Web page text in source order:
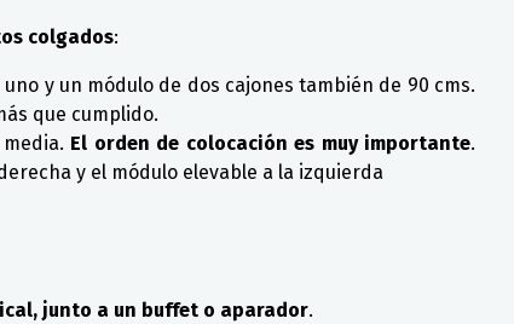
colgados:
y un módulo de dos cajones también de 90 cms.
que cumplido.
El orden de colocación es muy importante.
y el módulo elevable a la izquierda
junto a un buffet o aparador.